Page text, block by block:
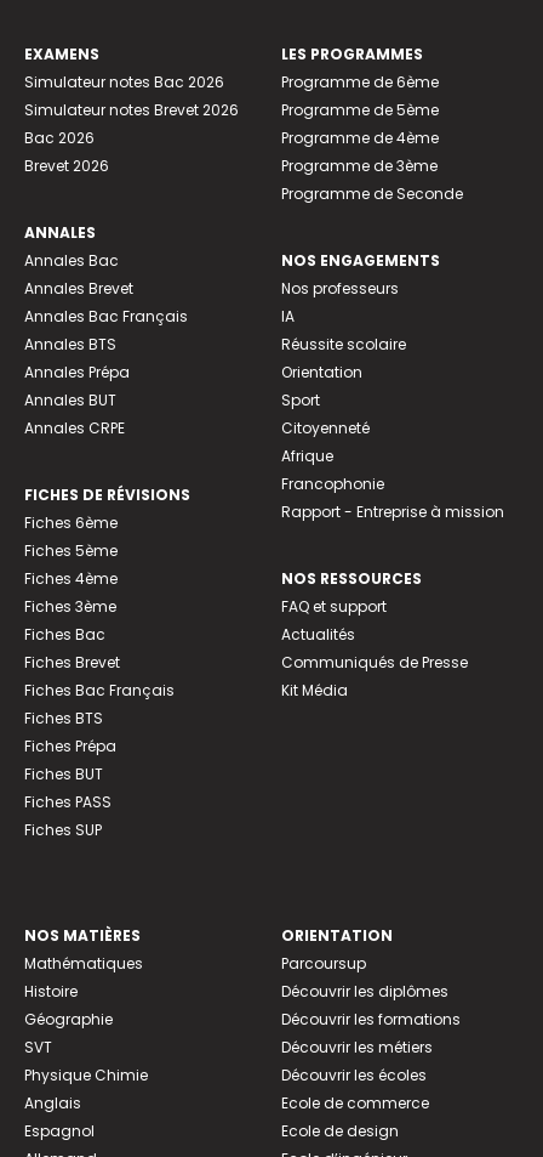
EXAMENS
Simulateur notes Bac 2026
Simulateur notes Brevet 2026
Bac 2026
Brevet 2026
ANNALES
Annales Bac
Annales Brevet
Annales Bac Français
Annales BTS
Annales Prépa
Annales BUT
Annales CRPE
FICHES DE RÉVISIONS
Fiches 6ème
Fiches 5ème
Fiches 4ème
Fiches 3ème
Fiches Bac
Fiches Brevet
Fiches Bac Français
Fiches BTS
Fiches Prépa
Fiches BUT
Fiches PASS
Fiches SUP
LES PROGRAMMES
Programme de 6ème
Programme de 5ème
Programme de 4ème
Programme de 3ème
Programme de Seconde
NOS ENGAGEMENTS
Nos professeurs
IA
Réussite scolaire
Orientation
Sport
Citoyenneté
Afrique
Francophonie
Rapport - Entreprise à mission
NOS RESSOURCES
FAQ et support
Actualités
Communiqués de Presse
Kit Média
NOS MATIÈRES
Mathématiques
Histoire
Géographie
SVT
Physique Chimie
Anglais
Espagnol
ORIENTATION
Parcoursup
Découvrir les diplômes
Découvrir les formations
Découvrir les métiers
Découvrir les écoles
Ecole de commerce
Ecole de design